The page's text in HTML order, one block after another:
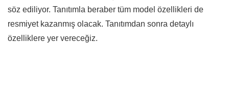
söz ediliyor. Tanıtımla beraber tüm model özellikleri de
resmiyet kazanmış olacak. Tanıtımdan sonra detaylı
özelliklere yer vereceğiz.